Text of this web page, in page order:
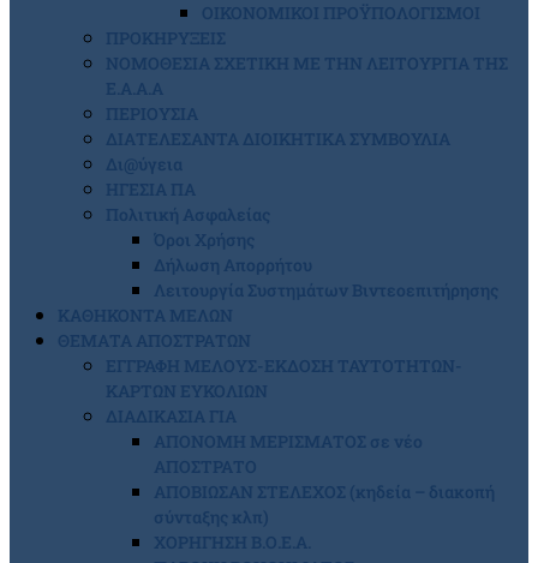
ΟΙΚΟΝΟΜΙΚΟΙ ΠΡΟΫΠΟΛΟΓΙΣΜΟΙ
ΠΡΟΚΗΡΥΞΕΙΣ
ΝΟΜΟΘΕΣΙΑ ΣΧΕΤΙΚΗ ΜΕ ΤΗΝ ΛΕΙΤΟΥΡΓΙΑ ΤΗΣ
Ε.Α.Α.Α
ΠΕΡΙΟΥΣΙΑ
ΔΙΑΤΕΛΕΣΑΝΤΑ ΔΙΟΙΚΗΤΙΚΑ ΣΥΜΒΟΥΛΙΑ
Δι@ύγεια
ΗΓΕΣΙΑ ΠΑ
Πολιτική Ασφαλείας
Όροι Χρήσης
Δήλωση Απορρήτου
Λειτουργία Συστημάτων Βιντεοεπιτήρησης
ΚΑΘΗΚΟΝΤΑ ΜΕΛΩΝ
ΘΕΜΑΤΑ ΑΠΟΣΤΡΑΤΩΝ
ΕΓΓΡΑΦΗ ΜΕΛΟΥΣ-ΕΚΔΟΣΗ ΤΑΥΤΟΤΗΤΩΝ-
ΚΑΡΤΩΝ ΕΥΚΟΛΙΩΝ
ΔΙΑΔΙΚΑΣΙΑ ΓΙΑ
ΑΠΟΝΟΜΗ ΜΕΡΙΣΜΑΤΟΣ σε νέο
ΑΠΟΣΤΡΑΤΟ
ΑΠΟΒΙΩΣΑΝ ΣΤΕΛΕΧΟΣ (κηδεία – διακοπή
σύνταξης κλπ)
ΧΟΡΗΓΗΣΗ Β.Ο.Ε.Α.